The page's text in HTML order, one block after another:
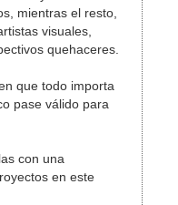
mientras el resto,
visuales,
quehaceres.
que todo importa
pase válido para
con una
en este